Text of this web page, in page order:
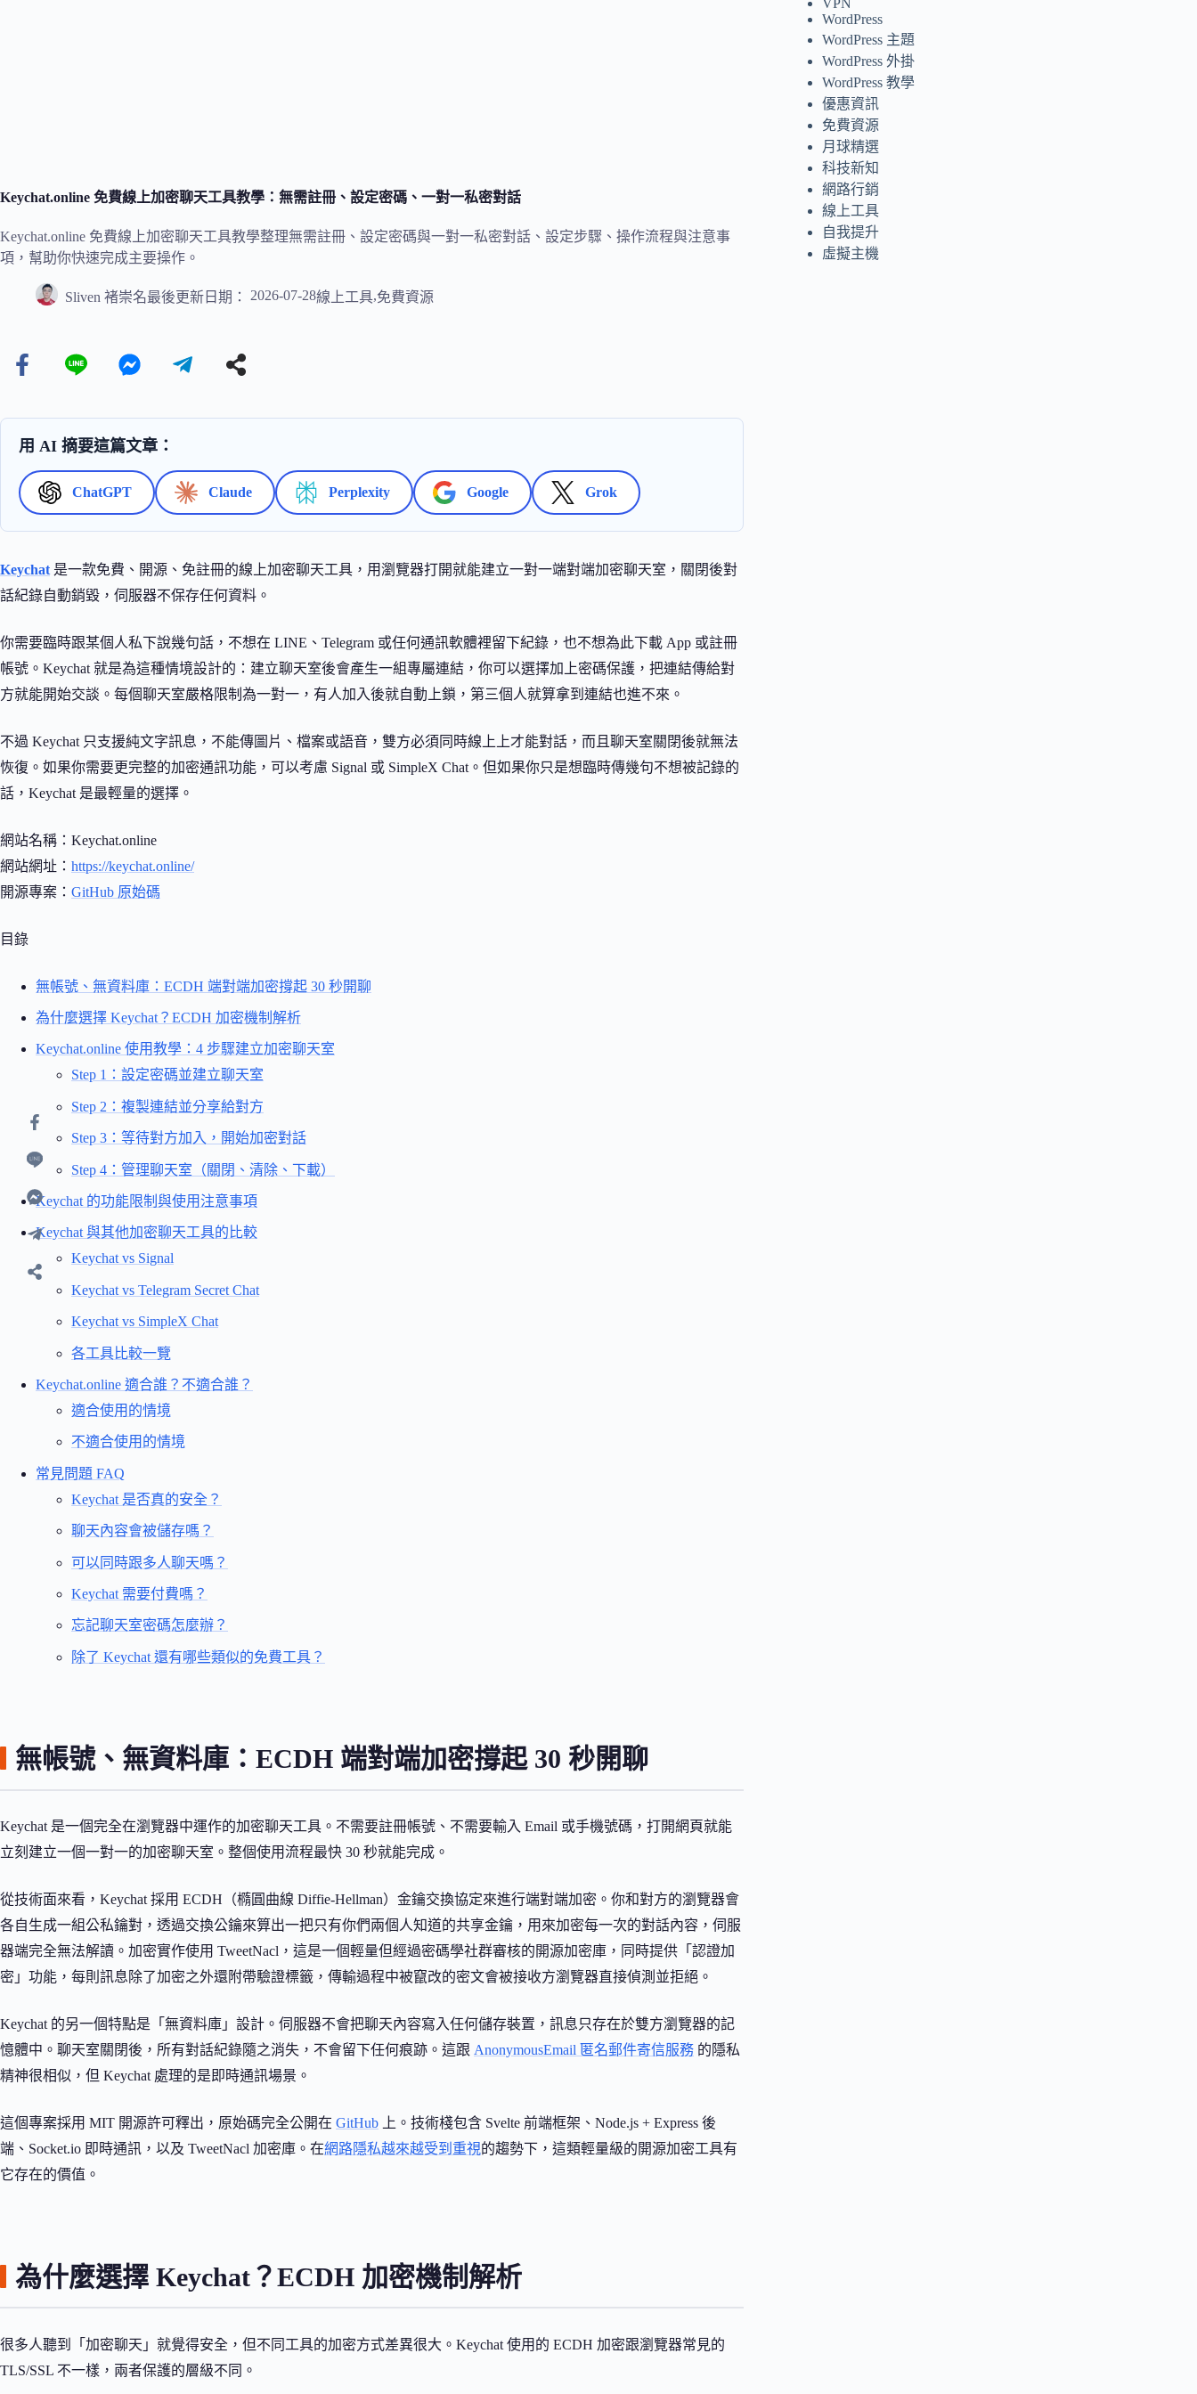
Keychat.online 免費線上加密聊天工具教學：無需註冊、設定密碼、一對一私密對話
Keychat.online 免費線上加密聊天工具教學整理無需註冊、設定密碼與一對一私密對話、設定步驟、操作流程與注意事
項，幫助你快速完成主要操作。
Sliven 褚崇名最後更新日期： 2026-07-28線上工具,免費資源
用 AI 摘要這篇文章：
ChatGPT Claude Perplexity Google Grok
Keychat 是一款免費、開源、免註冊的線上加密聊天工具，用瀏覽器打開就能建立一對一端對端加密聊天室，關閉後對
話紀錄自動銷毀，伺服器不保存任何資料。
你需要臨時跟某個人私下說幾句話，不想在 LINE、Telegram 或任何通訊軟體裡留下紀錄，也不想為此下載 App 或註冊
帳號。Keychat 就是為這種情境設計的：建立聊天室後會產生一組專屬連結，你可以選擇加上密碼保護，把連結傳給對
方就能開始交談。每個聊天室嚴格限制為一對一，有人加入後就自動上鎖，第三個人就算拿到連結也進不來。
不過 Keychat 只支援純文字訊息，不能傳圖片、檔案或語音，雙方必須同時線上上才能對話，而且聊天室關閉後就無法
恢復。如果你需要更完整的加密通訊功能，可以考慮 Signal 或 SimpleX Chat。但如果你只是想臨時傳幾句不想被記錄的
話，Keychat 是最輕量的選擇。
網站名稱：Keychat.online
網站網址： https://keychat.online/
開源專案： GitHub 原始碼
目錄
無帳號、無資料庫：ECDH 端對端加密撐起 30 秒開聊
為什麼選擇 Keychat？ECDH 加密機制解析
Keychat.online 使用教學：4 步驟建立加密聊天室
Step 1：設定密碼並建立聊天室
Step 2：複製連結並分享給對方
Step 3：等待對方加入，開始加密對話
Step 4：管理聊天室（關閉、清除、下載）
Keychat 的功能限制與使用注意事項
Keychat 與其他加密聊天工具的比較
Keychat vs Signal
Keychat vs Telegram Secret Chat
Keychat vs SimpleX Chat
各工具比較一覽
Keychat.online 適合誰？不適合誰？
適合使用的情境
不適合使用的情境
常見問題 FAQ
Keychat 是否真的安全？
聊天內容會被儲存嗎？
可以同時跟多人聊天嗎？
Keychat 需要付費嗎？
忘記聊天室密碼怎麼辦？
除了 Keychat 還有哪些類似的免費工具？
無帳號、無資料庫：ECDH 端對端加密撐起 30 秒開聊
Keychat 是一個完全在瀏覽器中運作的加密聊天工具。不需要註冊帳號、不需要輸入 Email 或手機號碼，打開網頁就能
立刻建立一個一對一的加密聊天室。整個使用流程最快 30 秒就能完成。
從技術面來看，Keychat 採用 ECDH（橢圓曲線 Diffie-Hellman）金鑰交換協定來進行端對端加密。你和對方的瀏覽器會
各自生成一組公私鑰對，透過交換公鑰來算出一把只有你們兩個人知道的共享金鑰，用來加密每一次的對話內容，伺服
器端完全無法解讀。加密實作使用 TweetNacl，這是一個輕量但經過密碼學社群審核的開源加密庫，同時提供「認證加
密」功能，每則訊息除了加密之外還附帶驗證標籤，傳輸過程中被竄改的密文會被接收方瀏覽器直接偵測並拒絕。
Keychat 的另一個特點是「無資料庫」設計。伺服器不會把聊天內容寫入任何儲存裝置，訊息只存在於雙方瀏覽器的記
憶體中。聊天室關閉後，所有對話紀錄隨之消失，不會留下任何痕跡。這跟 AnonymousEmail 匿名郵件寄信服務 的隱私
精神很相似，但 Keychat 處理的是即時通訊場景。
這個專案採用 MIT 開源許可釋出，原始碼完全公開在 GitHub 上。技術棧包含 Svelte 前端框架、Node.js + Express 後
端、Socket.io 即時通訊，以及 TweetNacl 加密庫。在網路隱私越來越受到重視的趨勢下，這類輕量級的開源加密工具有
它存在的價值。
為什麼選擇 Keychat？ECDH 加密機制解析
很多人聽到「加密聊天」就覺得安全，但不同工具的加密方式差異很大。Keychat 使用的 ECDH 加密跟瀏覽器常見的
TLS/SSL 不一樣，兩者保護的層級不同。
WordPress
WordPress 主題
WordPress 外掛
WordPress 教學
優惠資訊
免費資源
月球精選
科技新知
網路行銷
線上工具
自我提升
虛擬主機